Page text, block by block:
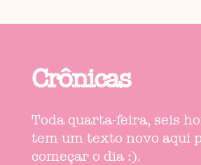
Crônicas
Toda quarta-feira, seis
tem um texto novo aqui
começar o dia :).